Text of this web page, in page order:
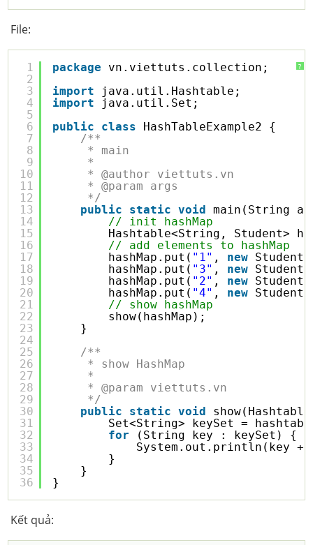
File:
?
1
2
3
4
5
6
7
8
9
10
11
12
13
14
15
16
17
18
19
20
21
22
23
24
25
26
27
28
29
30
31
32
33
34
35
36
package
vn.viettuts.collection;
import
java.util.Hashtable;
import
java.util.Set;
public
class
HashTableExample2 {
/**
* main
*
* @author viettuts.vn
* @param args
*/
public
static void
main(String
// init hashMap
Hashtable<String, Student>
// add elements to hashMap
hashMap.put( "1" , new Student(
hashMap.put( "3" , new Student(
hashMap.put( "2" , new Student(
hashMap.put( "4" , new Student(
// show hashMap
show(hashMap);
}
/**
* show HashMap
*
* @param viettuts.vn
*/
public
static void
Set<String> keySet =
for
(String key : keySet) {
System.out.println(key +
}
}
}
Kết quả: